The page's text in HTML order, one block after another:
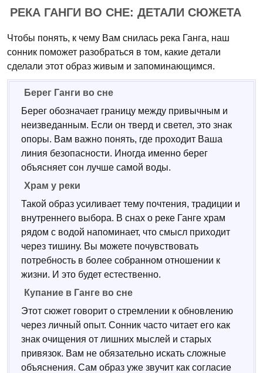
РЕКА ГАНГИ ВО СНЕ: ДЕТАЛИ СЮЖЕТА
Чтобы понять, к чему Вам снилась река Ганга, наш
сонник поможет разобраться в том, какие детали
сделали этот образ живым и запоминающимся.
Берег Ганги во сне
Берег обозначает границу между привычным и
неизведанным. Если он тверд и светел, это знак
опоры. Вам важно понять, где проходит Ваша
линия безопасности. Иногда именно берег
объясняет сон лучше самой воды.
Храм у реки
Такой образ усиливает тему почтения, традиции и
внутреннего выбора. В снах о реке Ганге храм
рядом с водой напоминает, что смысл приходит
через тишину. Вы можете почувствовать
потребность в более собранном отношении к
жизни. И это будет естественно.
Купание в Ганге во сне
Этот сюжет говорит о стремлении к обновлению
через личный опыт. Сонник часто читает его как
знак очищения от лишних мыслей и старых
привязок. Вам не обязательно искать сложные
объяснения. Сам образ уже звучит как согласие